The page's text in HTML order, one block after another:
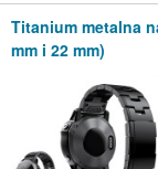
Titanium metalna
mm i 22 mm)